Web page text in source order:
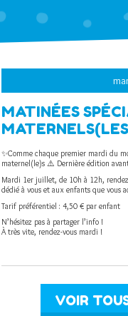
MATINÉES
✨Comme chaque premier mardi du
maternel(le)s ⚠️ Dernière édition
Mardi 1er juillet, de 10h à 12h,
dédié à vous et aux enfants que vous
Tarif préférentiel : 4,50 € par enfant
N’hésitez pas à partager l’info !
À très vite, rendez-vous mardi !
VOIR